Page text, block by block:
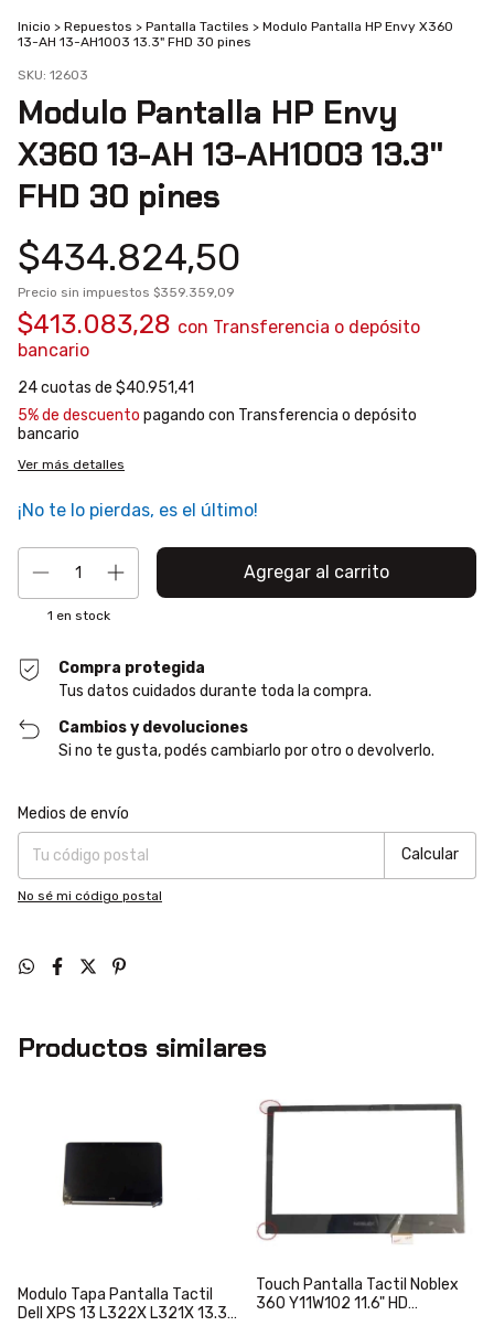
Inicio > Repuestos > Pantalla Tactiles > Modulo Pantalla HP Envy X360
13-AH 13-AH1003 13.3" FHD 30 pines
SKU: 12603
Modulo Pantalla HP Envy
X360 13-AH 13-AH1003 13.3"
FHD 30 pines
$434.824,50
Precio sin impuestos $359.359,09
$413.083,28 con Transferencia o depósito
bancario
24cuotas de $40.951,41
5% de descuento pagando con Transferencia o depósito
bancario
Ver más detalles
¡No te lo pierdas, es el último!
1 en stock
Compra protegida
Tus datos cuidados durante toda la compra.
Cambios y devoluciones
Si no te gusta, podés cambiarlo por otro o devolverlo.
Entregas para el CP:
Medios de envío
Calcular
No sé mi código postal
Productos similares
Modulo Tapa Pantalla Tactil
Dell XPS 13 L322X L321X 13.3"
Touch Pantalla Tactil Noblex
360 Y11W102 11.6" HD